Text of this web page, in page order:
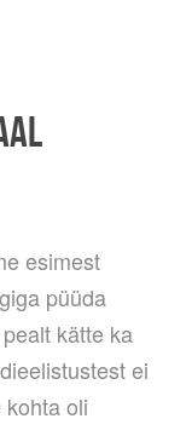
esimest
püüda
kätte ka
ei
oli